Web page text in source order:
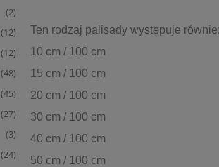
(2)
(12)
(12)
(48)
(45)
(27)
(3)
(24)
Ten rodzaj palisady występuje
10 cm / 100 cm
15 cm / 100 cm
20 cm / 100 cm
30 cm / 100 cm
40 cm / 100 cm
50 cm / 100 cm